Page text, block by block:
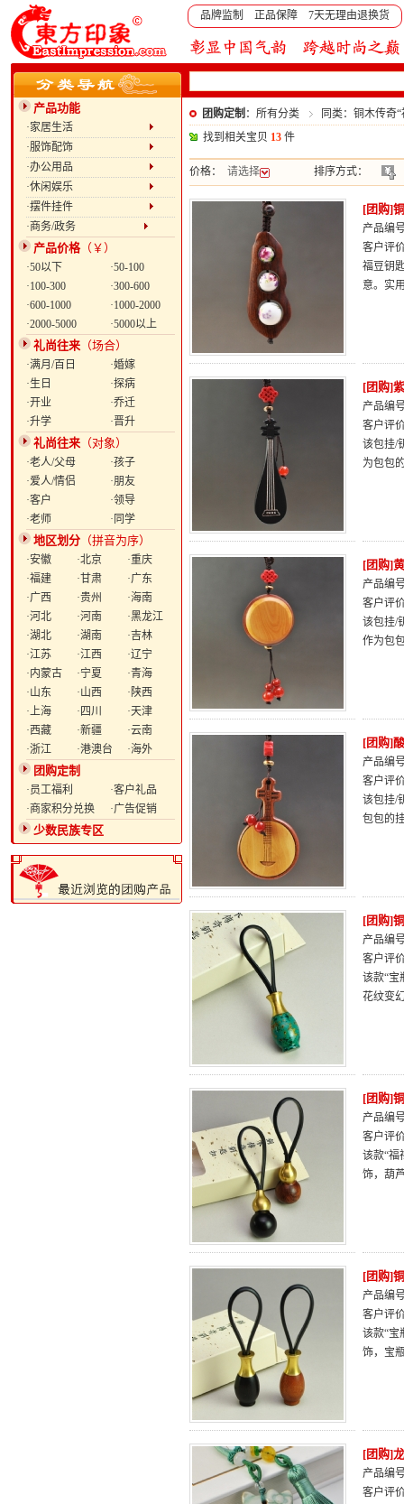
品牌监制 正品保障 7天无理由退换货
产品功能
·家居生活
·服饰配饰
·办公用品
·休闲娱乐
·摆件挂件
·商务/政务
产品价格（￥）
·50以下
·50-100
·100-300
·300-600
·600-1000
·1000-2000
·2000-5000
·5000以上
礼尚往来 （场合）
·满月/百日
·婚嫁
·生日
·探病
·开业
·乔迁
·升学
·晋升
礼尚往来 （对象）
·老人/父母
·孩子
·爱人/情侣
·朋友
·客户
·领导
·老师
·同学
地区划分 （拼音为序）
·安徽 ·北京
·重庆
·福建
·甘肃
·广东
·广西
·贵州
·海南
·河北
·河南
·黑龙江
·湖北
·湖南
·吉林
·江苏
·江西
·辽宁
·内蒙古
·宁夏
·青海
·山东
·山西
·陕西
·上海
·四川
·天津
·西藏
·新疆
·云南
·浙江
·港澳台 ·海外
团购定制
·员工福利
·客户礼品
·商家积分兑换
·广告促销
少数民族专区
团购定制 ：所有分类
同类：铜木传奇
找到相关宝贝 13 件
价格： 请选择 排序方式：
[团购]
产品编
客户评
福豆钥
意。实
[团购]
产品编
客户评
该包挂/
为包包
[团购]
产品编
客户评
该包挂/
作为包
[团购]
产品编
客户评
该包挂/
包包的
[团购]
产品编
客户评
该款“宝
花纹变
[团购]
产品编
客户评
该款“福
饰，葫
[团购]
产品编
客户评
该款“宝
饰，宝
[团购]
产品编
客户评